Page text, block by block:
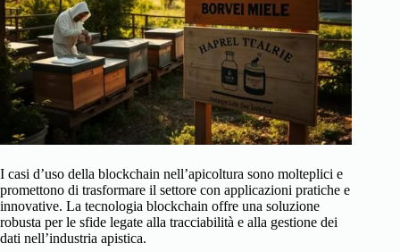
I casi d’uso della blockchain nell’apicoltura sono molteplici e
promettono di trasformare il settore con applicazioni pratiche e
innovative. La tecnologia blockchain offre una soluzione
robusta per le sfide legate alla tracciabilità e alla gestione dei
dati nell’industria apistica.